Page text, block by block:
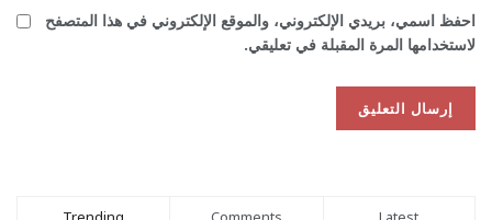
احفظ اسمي، بريدي الإلكتروني، والموقع الإلكتروني في هذا المتصفح
لاستخدامها المرة المقبلة في تعليقي.